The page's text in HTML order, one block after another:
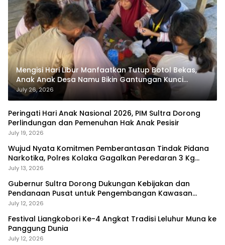
Mengisi Hari Libur Manfaatkan Tutup Botol Bekas,
Anak Anak Desa Namu Bikin Gantungan Kunci
Bernilai Ekonomi
July 26, 2026
Peringati Hari Anak Nasional 2026, PIM Sultra Dorong
Perlindungan dan Pemenuhan Hak Anak Pesisir
July 19, 2026
Wujud Nyata Komitmen Pemberantasan Tindak Pidana
Narkotika, Polres Kolaka Gagalkan Peredaran 3 Kg
Sabu-Sabu
July 13, 2026
Gubernur Sultra Dorong Dukungan Kebijakan dan
Pendanaan Pusat untuk Pengembangan Kawasan
Liangkobhori
July 12, 2026
Festival Liangkobori Ke-4 Angkat Tradisi Leluhur Muna ke
Panggung Dunia
July 12, 2026